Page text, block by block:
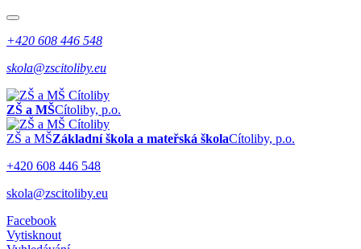
+420 608 446 548
skola@zscitoliby.eu
ZŠ a MŠCítoliby, p.o.
ZŠ a MŠZákladní škola a mateřská školaCítoliby, p.o.
+420 608 446 548
skola@zscitoliby.eu
Facebook
Vytisknout